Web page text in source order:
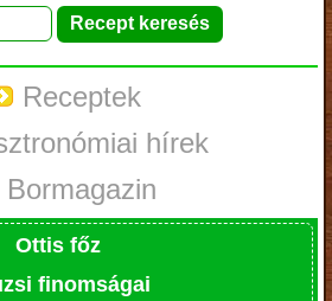
Receptek
hírek
Bormagazin
Ottis főz
finomságai